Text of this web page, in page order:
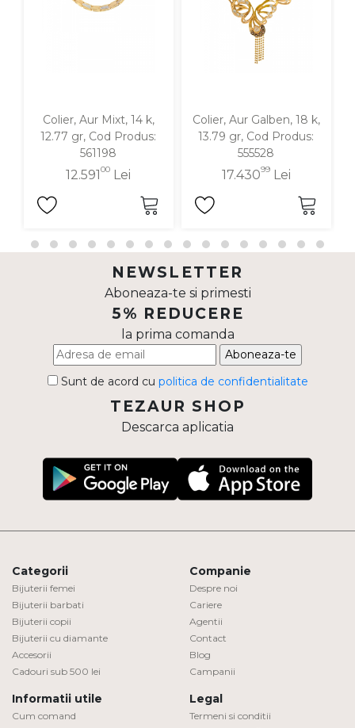
Colier, Aur Mixt, 14 k,
12.77 gr, Cod Produs:
561198
12.59100 Lei
Colier, Aur Galben, 18 k,
13.79 gr, Cod Produs:
555528
17.43099Lei
NEWSLETTER
Aboneaza-te si primesti
5% REDUCERE
la prima comanda
Aboneaza-te
Sunt de acord cu politica de confidentialitate
TEZAUR SHOP
Descarca aplicatia
Categorii
Bijuterii femei
Bijuterii barbati
Bijuterii copii
Bijuterii cu diamante
Accesorii
Cadouri sub 500 lei
Companie
Despre noi
Cariere
Agentii
Contact
Blog
Campanii
Informatii utile
Cum comand
Legal
Termeni si conditii